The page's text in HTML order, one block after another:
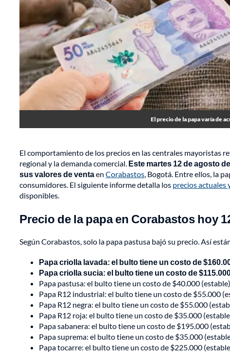
El precio de la papa varía de
El comportamiento de los precios en las centrales mayoristas
regional y la demanda comercial. Este martes 12 de agosto
sus valores de ventaen Corabastos, Bogotá. Entre ellos, la
consumidores. El siguiente informe detalla los precios actuales
disponibles.
Precio de la papa en Corabastos hoy
Según Corabastos, solo la papa pastusa bajó su precio. Así
Papa criolla lavada: el bulto tiene un costo de
Papa criolla sucia: el bulto tiene un costo de
Papa pastusa: el bulto tiene un costo de $40.000 (estable)
Papa R12 industrial: el bulto tiene un costo de $55.000
Papa R12 negra: el bulto tiene un costo de $55.000
Papa R12 roja: el bulto tiene un costo de $35.000
Papa sabanera: el bulto tiene un costo de $195.000
Papa suprema: el bulto tiene un costo de $35.000
Papa tocarre: el bulto tiene un costo de $225.000